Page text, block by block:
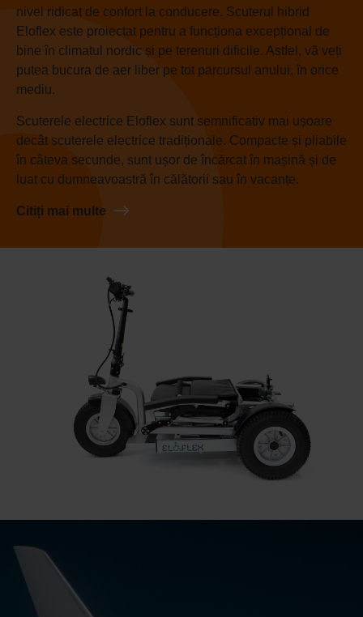
nivel ridicat de confort la conducere. Scuterul hibrid
Eloflex este proiectat pentru a funcționa excepțional de
bine în climatul nordic și pe terenuri dificile. Astfel, vă veți
putea bucura de aer liber pe tot parcursul anului, în orice
mediu.
Scuterele electrice Eloflex sunt semnificativ mai ușoare
decât scuterele electrice tradiționale. Compacte și pliabile
în câteva secunde, sunt ușor de încărcat în mașină și de
luat cu dumneavoastră în călătorii sau în vacanțe.
Citiți mai multe